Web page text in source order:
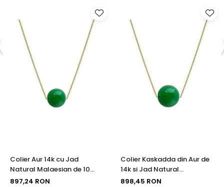
Colier Aur 14k cu Jad
Natural Malaesian de 10
mm
897,24 RON
Colier Kaskadda din Aur de
14k si Jad Natural
Malaesian de 12 mm
898,45 RON